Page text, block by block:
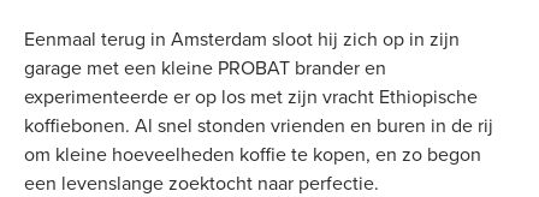
Eenmaal terug in Amsterdam sloot hij zich op in zijn
garage met een kleine PROBAT brander en
experimenteerde er op los met zijn vracht Ethiopische
koffiebonen. Al snel stonden vrienden en buren in de rij
om kleine hoeveelheden koffie te kopen, en zo begon
een levenslange zoektocht naar perfectie.